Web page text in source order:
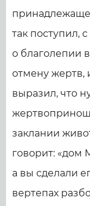
так поступил,
о благолепии
отмену жертв,
выразил, что
заклании
говорит: «дом
а вы сделали
вертепах